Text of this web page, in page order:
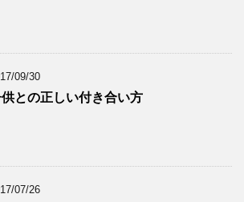
09/30
との正しい付き合い方
07/26